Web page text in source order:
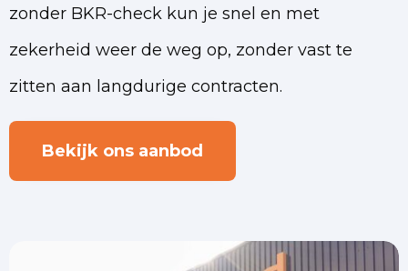
zonder BKR-check kun je snel en met
zekerheid weer de weg op, zonder vast te
zitten aan langdurige contracten.
Bekijk ons aanbod